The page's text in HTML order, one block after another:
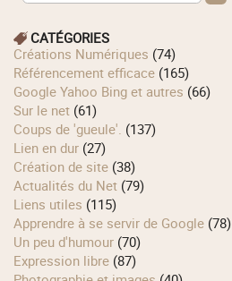
CATÉGORIES
Créations Numériques (74)
Référencement efficace (165)
Google Yahoo Bing et autres (66)
Sur le net (61)
Coups de 'gueule'. (137)
Lien en dur (27)
Création de site (38)
Actualités du Net (79)
Liens utiles (115)
Apprendre à se servir de Google (78)
Un peu d'humour (70)
Expression libre (87)